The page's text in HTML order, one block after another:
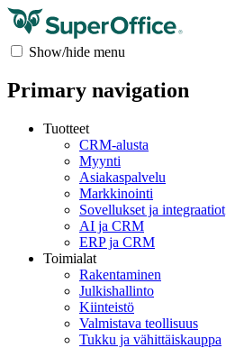
Show/hide menu
Primary navigation
Tuotteet
CRM-alusta
Myynti
Asiakaspalvelu
Markkinointi
Sovellukset ja integraatiot
AI ja CRM
ERP ja CRM
Toimialat
Rakentaminen
Julkishallinto
Kiinteistö
Valmistava teollisuus
Tukku ja vähittäiskauppa